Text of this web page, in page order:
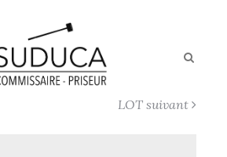
LOT suivant